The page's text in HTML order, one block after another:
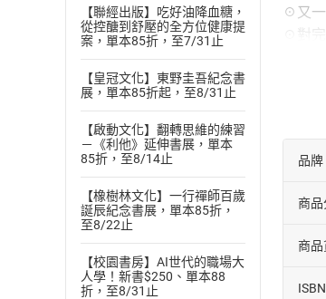
【聯經出版】吃好油降血糖，
從控醣到舒壓的全方位健康提
案，單本85折，至7/31止
【皇冠文化】東野圭吾紀念書
展，單本85折起，至8/31止
【啟動文化】翻轉思維的練習
－《利他》延伸書展，單本
85折，至8/14止
【橡樹林文化】一行禪師百歲
誕辰紀念書展，單本85折，
至8/22止
【校園書房】AI世代的職場大
人學！新書$250、單本88
折，至8/31止
☉又一
☉發
☉我
寫下
完全
天天
◎提
品牌
商品
商品
ISBN